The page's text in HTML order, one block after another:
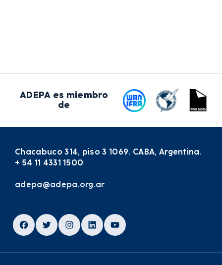
ADEPA es miembro
de
Chacabuco 314, piso 3 1069. CABA, Argentina.
+ 54 11 4331 1500
adepa@adepa.org.ar
Facebook
TwitterInstagram
LinkedInYouTube